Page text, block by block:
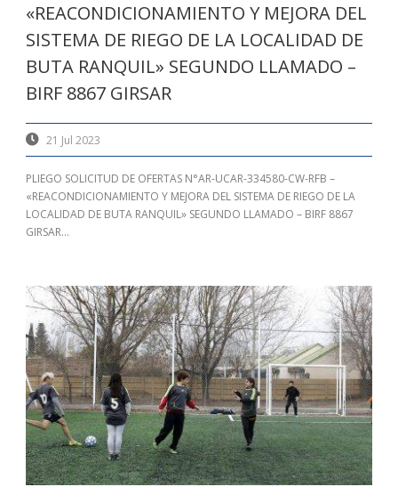
«REACONDICIONAMIENTO Y MEJORA DEL
SISTEMA DE RIEGO DE LA LOCALIDAD DE
BUTA RANQUIL» SEGUNDO LLAMADO –
BIRF 8867 GIRSAR
21 Jul 2023
PLIEGO SOLICITUD DE OFERTAS N°AR-UCAR-334580-CW-RFB –
«REACONDICIONAMIENTO Y MEJORA DEL SISTEMA DE RIEGO DE LA
LOCALIDAD DE BUTA RANQUIL» SEGUNDO LLAMADO – BIRF 8867
GIRSAR...